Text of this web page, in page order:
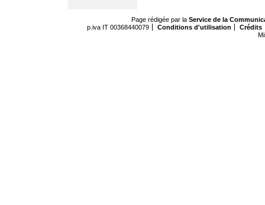
Page rédigée par la Service de la
p.iva IT 00368440079
Conditions d'utilisation
Crédits